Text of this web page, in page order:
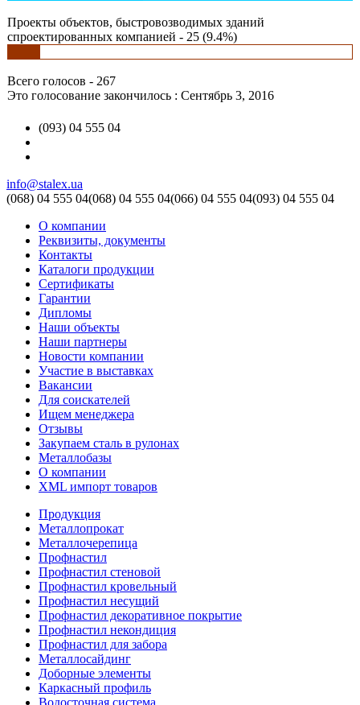
Проекты объектов, быстровозводимых зданий
спроектированных компанией - 25 (9.4%)
Всего голосов - 267
Это голосование закончилось : Сентябрь 3, 2016
(093) 04 555 04
info@stalex.ua
(068) 04 555 04(068) 04 555 04(066) 04 555 04(093) 04 555 04
О компании
Реквизиты, документы
Контакты
Каталоги продукции
Сертификаты
Гарантии
Дипломы
Наши объекты
Наши партнеры
Новости компании
Участие в выставках
Вакансии
Для соискателей
Ищем менеджера
Отзывы
Закупаем сталь в рулонах
Металлобазы
О компании
XML импорт товаров
Продукция
Металлопрокат
Металлочерепица
Профнастил
Профнастил стеновой
Профнастил кровельный
Профнастил несущий
Профнастил декоративное покрытие
Профнастил некондиция
Профнастил для забора
Металлосайдинг
Доборные элементы
Каркасный профиль
Водосточная система